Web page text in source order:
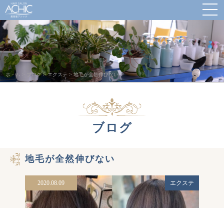
ホ－ム ブログ>エクステ >地毛が全然伸びない
ブログ
地毛が全然伸びない
2020.08.09 エクステ